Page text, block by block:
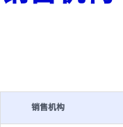
销售机构